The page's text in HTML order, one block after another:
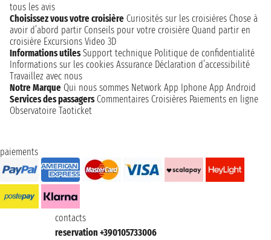
tous les avis
Choisissez vous votre croisière Curiosités sur les croisières Chose à
avoir d’abord partir Conseils pour votre croisière Quand partir en
croisière Excursions Video 3D
Informations utiles Support technique Politique de confidentialité
Informations sur les cookies Assurance Déclaration d’accessibilité
Travaillez avec nous
Notre Marque Qui nous sommes Network App Iphone App Android
Services des passagers Commentaires Croisières Paiements en ligne
Observatoire Taoticket
paiements
contacts
reservation +390105733006